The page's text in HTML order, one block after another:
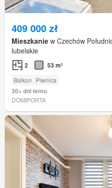
409 000 zł
Mieszkanie w Czechów
lubelskie
2 53 m²
Balkon Piwnica
30+ dni temu
DOMIPORTA